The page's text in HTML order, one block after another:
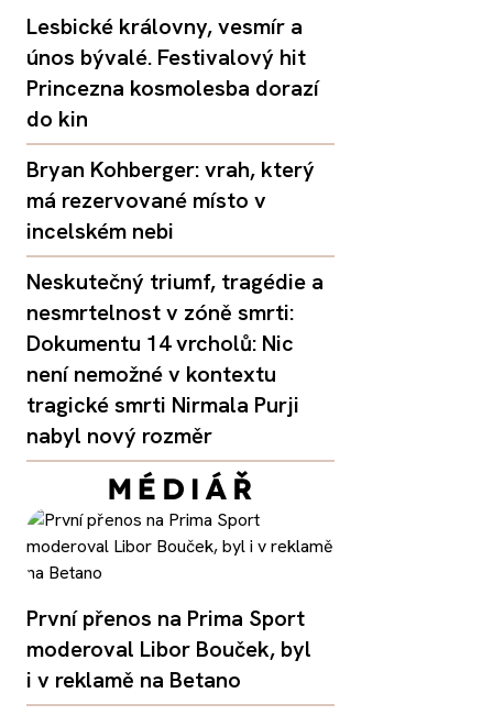
Lesbické královny, vesmír a
únos bývalé. Festivalový hit
Princezna kosmolesba dorazí
do kin
Bryan Kohberger: vrah, který
má rezervované místo v
incelském nebi
Neskutečný triumf, tragédie a
nesmrtelnost v zóně smrti:
Dokumentu 14 vrcholů: Nic
není nemožné v kontextu
tragické smrti Nirmala Purji
nabyl nový rozměr
První přenos na Prima Sport
moderoval Libor Bouček, byl
i v reklamě na Betano